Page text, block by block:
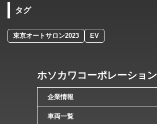
タグ
東京オートサロン2023 EV
ホソカワコーポレーション
企業情報
車両一覧